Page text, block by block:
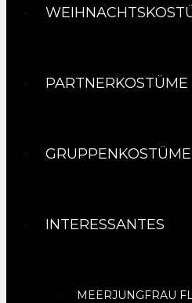
PARTNERKOSTÜME
GRUPPENKOSTÜME
INTERESSANTES
MEERJUNGFRAU